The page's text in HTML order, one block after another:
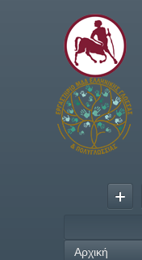
Αρχική